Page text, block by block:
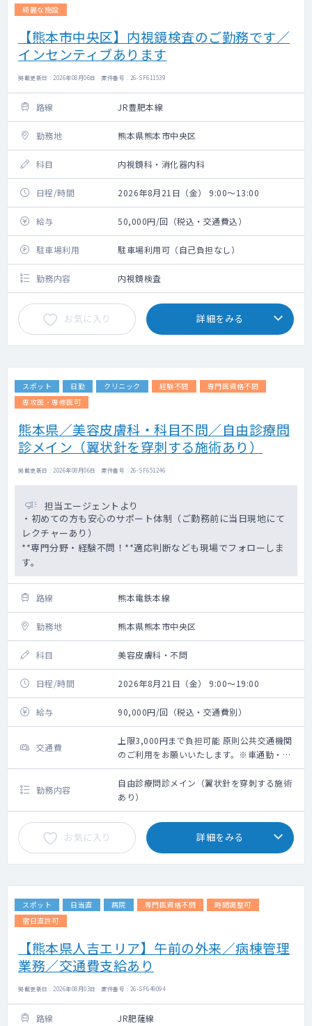
綺麗な施設
【熊本市中央区】内視鏡検査のご勤務です／
インセンティブあります
掲載更新日 : 2026年08月06日 案件番号 : 26-SF611539
路線 JR豊肥本線
勤務地 熊本県熊本市中央区
科目 内視鏡科・消化器内科
日程/時間 2026年8月21日（金） 9:00～13:00
給与 50,000円/回（税込・交通費込）
駐車場利用 駐車場利用可（自己負担なし）
勤務内容 内視鏡検査
お気に入り 詳細をみる
スポット 日勤 クリニック 経験不問
専門医資格不問
専攻医・専修医可
熊本県／美容皮膚科・科目不問／自由診療問
診メイン（翼状針を穿刺する施術あり）
掲載更新日 : 2026年08月06日 案件番号 : 26-SF651246
担当エージェントより
・初めての方も安心のサポート体制（ご勤務前に当日現地にて
レクチャーあり）
**専門分野・経験不問！**適応判断なども現場でフォローしま
す。
路線 熊本電鉄本線
勤務地 熊本県熊本市中央区
科目 美容皮膚科・不問
日程/時間 2026年8月21日（金） 9:00～19:00
給与 90,000円/回（税込・交通費別）
交通費
上限3,000円まで負担可能 原則公共交通機関
のご利用をお願いいたします。※車通勤・タ
クシー利用要相談
勤務内容
自由診療問診メイン（翼状針を穿刺する施術
あり）
お気に入り 詳細をみる
スポット 日当直 病院 専門医資格不問
時間調整可
宿日直許可
【熊本県人吉エリア】午前の外来／病棟管理
業務／交通費支給あり
掲載更新日 : 2026年08月03日 案件番号 : 26-SF649094
路線 JR肥薩線